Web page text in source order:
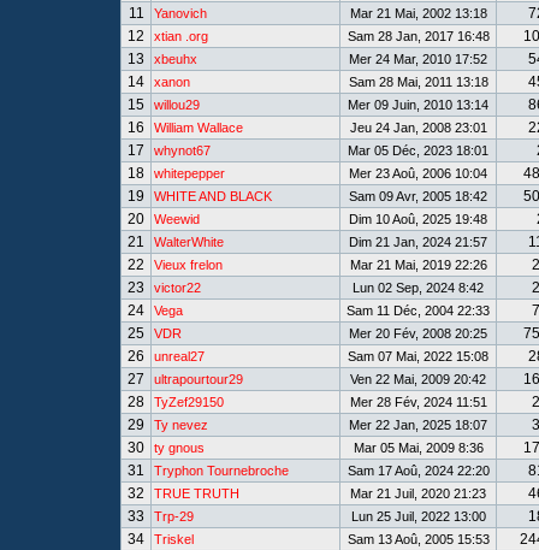
11
Yanovich Mar 21 Mai, 2002 13:18
12
xtian .org Sam 28 Jan, 2017 16:48
13
xbeuhx Mer 24 Mar, 2010 17:52
14
xanon Sam 28 Mai, 2011 13:18
15
willou29 Mer 09 Juin, 2010 13:14
16
William Wallace Jeu 24 Jan, 2008 23:01
17
whynot67 Mar 05 Déc, 2023 18:01
18
whitepepper Mer 23 Aoû, 2006 10:04
19
WHITE AND BLACK Sam 09 Avr, 2005 18:42
20
Weewid Dim 10 Aoû, 2025 19:48
21
WalterWhite Dim 21 Jan, 2024 21:57
22
Vieux frelon Mar 21 Mai, 2019 22:26
23
victor22 Lun 02 Sep, 2024 8:42
24
Vega Sam 11 Déc, 2004 22:33
25
VDR Mer 20 Fév, 2008 20:25
26
unreal27 Sam 07 Mai, 2022 15:08
27
ultrapourtour29 Ven 22 Mai, 2009 20:42
28
TyZef29150 Mer 28 Fév, 2024 11:51
29
Ty nevez Mer 22 Jan, 2025 18:07
30
ty gnous Mar 05 Mai, 2009 8:36
31
Tryphon Tournebroche Sam 17 Aoû, 2024 22:20
32
TRUE TRUTH Mar 21 Juil, 2020 21:23
33
Trp-29 Lun 25 Juil, 2022 13:00
34
Triskel Sam 13 Aoû, 2005 15:53